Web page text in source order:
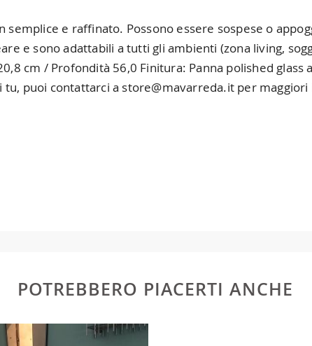
e raffinato. Possono essere sospese o
e sono adattabili a tutti gli ambienti (zona living,
cm / Profondità 56,0 Finitura: Panna polished glass
puoi contattarci a store@mavarreda.it per
, che garantiscono che la
POTREBBERO PIACERTI ANCHE